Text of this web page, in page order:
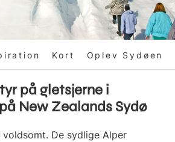
Kort Oplev Sydøen
på gletsjerne i
New Zealands Sydø
De sydlige Alper